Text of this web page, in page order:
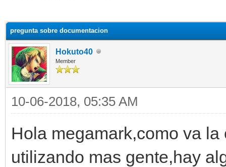
pregunta sobre documentacion
Hokuto40
Member
10-06-2018, 05:35 AM
Hola megamark,como va
utilizando mas gente,hay